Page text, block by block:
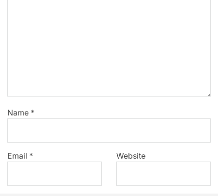
Name *
Email * Website